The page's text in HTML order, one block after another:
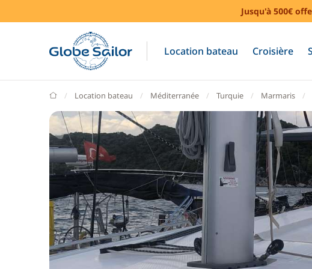
Jusqu'à 500€
Location bateau Croisière
GlobeSailor
Location bateau Méditerranée Turquie Marmaris